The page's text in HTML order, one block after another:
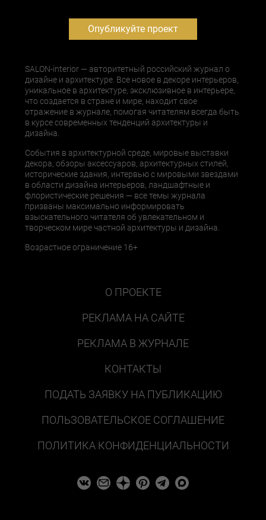
Опубликуйте проект
SALON-interior — авторитетный российский журнал о
дизайне и архитектуре. Все новое в декоре интерьеров,
уникальное в архитектуре, эксклюзивное в интерьере,
что создается в стране и мире, находит свое
отражение в журнале, помогая читателям всегда быть
в курсе современных тенденций архитектуры и
дизайна.
События в архитектурной среде, мировые выставки
декора, обзоры аксессуаров, архитектурных стилей,
исторические здания, интервью с мировыми звездами
в области дизайна интерьеров, ландшафтные и
флористические решения — все темы журнала
призваны максимально информировать
взыскательного читателя об увлекательном и
творческом мире частной архитектуры и дизайна.
Возрастное ограничение 16+
О ПРОЕКТЕ
РЕКЛАМА НА САЙТЕ
РЕКЛАМА В ЖУРНАЛЕ
КОНТАКТЫ
ПОДАТЬ ЗАЯВКУ НА ПУБЛИКАЦИЮ
ПОЛЬЗОВАТЕЛЬСКОЕ СОГЛАШЕНИЕ
ПОЛИТИКА КОНФИДЕНЦИАЛЬНОСТИ